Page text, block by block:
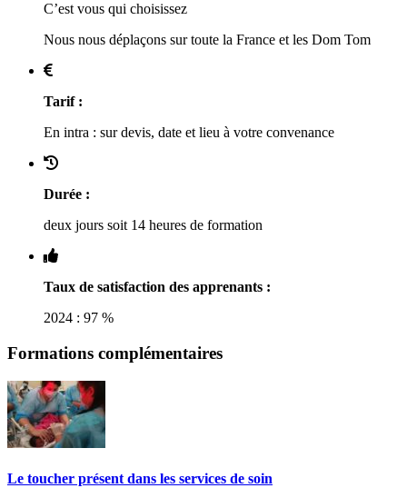
C’est vous qui choisissez
Nous nous déplaçons sur toute la France et les Dom Tom
Tarif :
En intra : sur devis, date et lieu à votre convenance
Durée :
deux jours soit 14 heures de formation
Taux de satisfaction des apprenants :
2024 : 97 %
Formations complémentaires
Le toucher présent dans les services de soin